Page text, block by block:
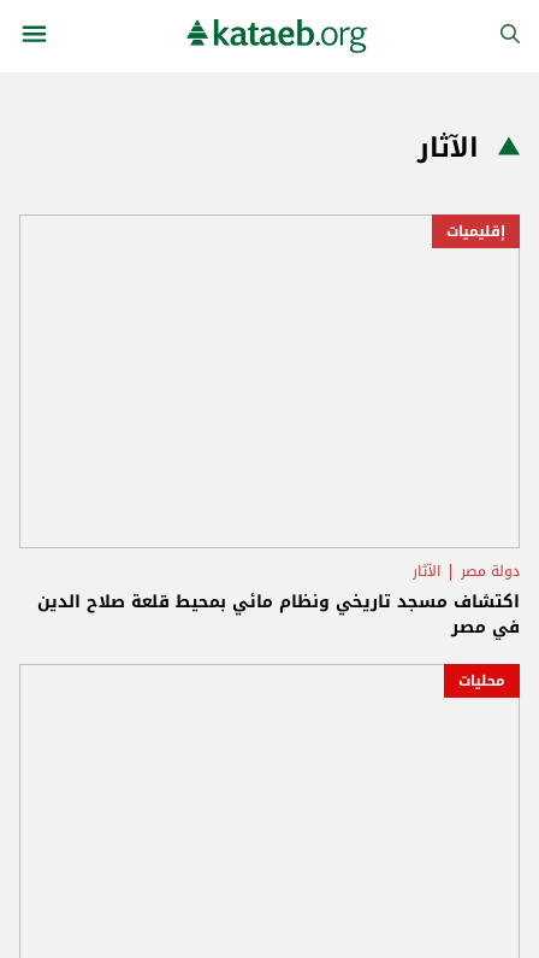
الآثار
إقليميات
دولة مصر الآثار
اكتشاف مسجد تاريخي ونظام مائي بمحيط قلعة صلاح الدين
في مصر
محليات